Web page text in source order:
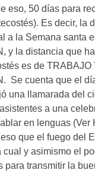
eso, 50 días para
Es decir, la
a la Semana santa
y la distancia que
es de TRABAJO
Se cuenta que el
una llamarada del
a una
en lenguas (Ver
que el fuego del
cual y asimismo el
para transmitir la